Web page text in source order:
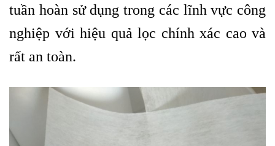
tuần hoàn sử dụng trong các lĩnh vực công
nghiệp với hiệu quả lọc chính xác cao và
rất an toàn.